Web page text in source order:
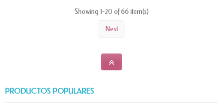
Showing 1-20 of 66 item(s)
Next
PRODUCTOS POPULARES